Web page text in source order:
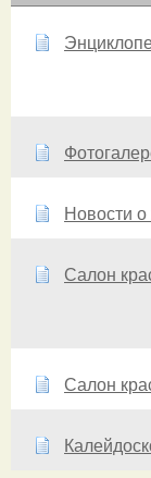
Новости
Салон
Салон